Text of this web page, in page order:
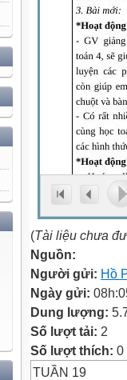
(Tài liệu chưa
Nguồn:
Người gửi: Hồ
Ngày gửi:
Dung lượng:
Số lượt tải: 2
Số lượt thích: 0
TUẦN 19